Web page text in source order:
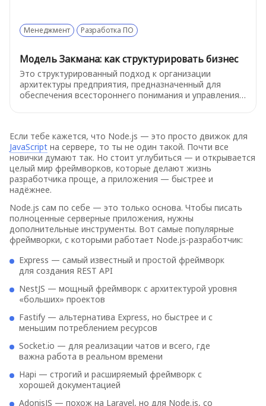
Менеджмент Разработка ПО
Модель Закмана: как структурировать бизнес
Это структурированный подход к организации
архитектуры предприятия, предназначенный для
обеспечения всестороннего понимания и управления
просматривать организацию с разных точек зрения.
Если тебе кажется, что Node.js — это просто движок для
JavaScript на сервере, то ты не один такой. Почти все
новички думают так. Но стоит углубиться — и открывается
целый мир фреймворков, которые делают жизнь
разработчика проще, а приложения — быстрее и
надёжнее.
Node.js сам по себе — это только основа. Чтобы писать
полноценные серверные приложения, нужны
дополнительные инструменты. Вот самые популярные
фреймворки, с которыми работает Node.js-разработчик:
Express — самый известный и простой фреймворк
для создания REST API
NestJS — мощный фреймворк с архитектурой уровня
«больших» проектов
Fastify — альтернатива Express, но быстрее и с
меньшим потреблением ресурсов
Socket.io — для реализации чатов и всего, где
важна работа в реальном времени
Hapi — строгий и расширяемый фреймворк с
хорошей документацией
AdonisJS — похож на Laravel, но для Node.js, со